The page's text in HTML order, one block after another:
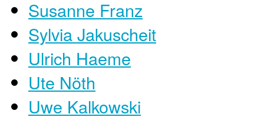
Susanne Franz
Sylvia Jakuscheit
Ulrich Haeme
Ute Nöth
Uwe Kalkowski